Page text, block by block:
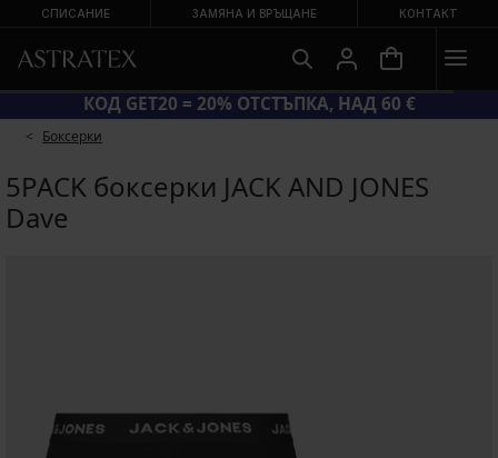
СПИСАНИЕ ЗАМЯНА И ВРЪЩАНЕ КОНТАКТ
КОД GET20 = 20% ОТСТЪПКА, НАД 60 €
Боксерки
5PACK боксерки JACK AND JONES
Dave